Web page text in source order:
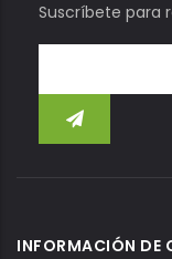
Suscríbete para
INFORMACIÓN DE